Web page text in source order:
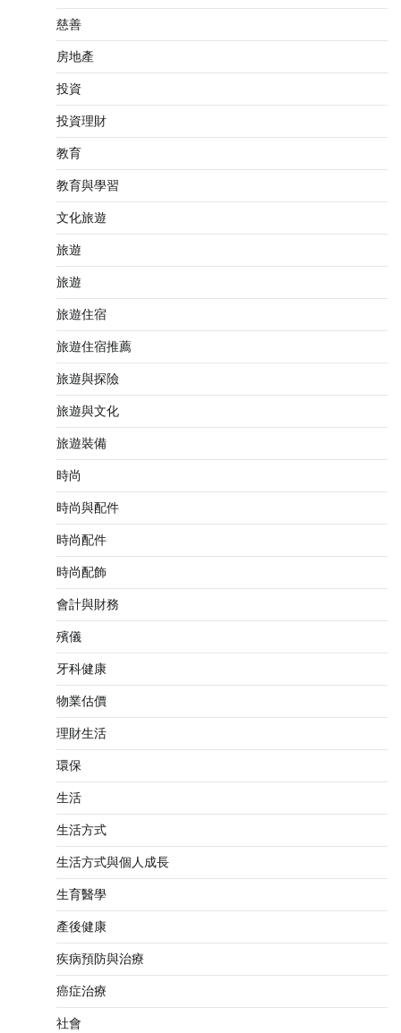
慈善
房地產
投資
投資理財
教育
教育與學習
文化旅遊
旅遊
旅遊
旅遊住宿
旅遊住宿推薦
旅遊與探險
旅遊與文化
旅遊裝備
時尚
時尚與配件
時尚配件
時尚配飾
會計與財務
殯儀
牙科健康
物業估價
理財生活
環保
生活
生活方式
生活方式與個人成長
生育醫學
產後健康
疾病預防與治療
癌症治療
社會